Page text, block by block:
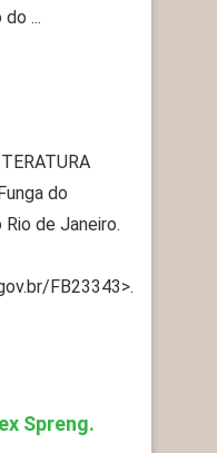
...
do
de Janeiro.
FB23343>.
Spreng.